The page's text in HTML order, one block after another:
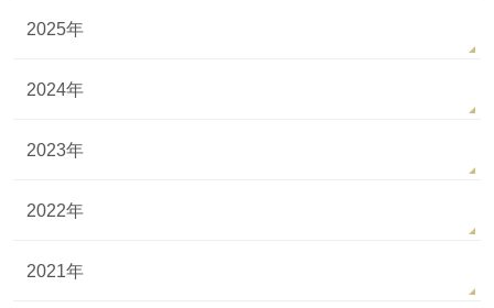
2025年
2024年
2023年
2022年
2021年